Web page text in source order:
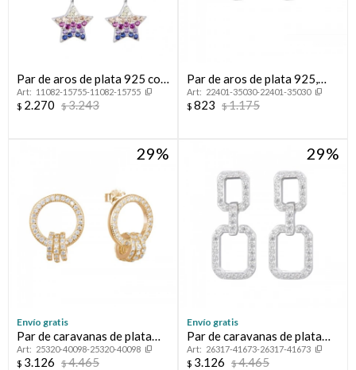
Par de aros de plata 925 con
circonias y dije.
11082-15755-11082-15755
$ 2.270 $3.243
Par de aros de plata 925,
PORTEÑOS.
22401-35030-22401-35030
$ 823 $1.175
29
Envío gratis
Par de caravanas de plata
925 con circonias.
25320-40098-25320-40098
$ 3.126 $4.465
29
Envío gratis
Par de caravanas de plata
925 con circonias.
26317-41673-26317-41673
$ 3.126 $4.465